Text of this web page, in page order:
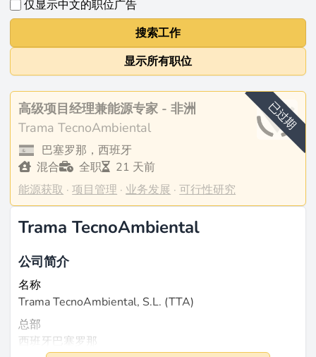
仅显示中文的职位广告
搜索工作
显示所有职位
已过期
高级项目经理兼能源专家 - 非洲
Trama TecnoAmbiental
巴塞罗那，西班牙
混合
全职
21 天前
能源获取 ·项目管理 ·业务发展 ·可行性研究
Trama TecnoAmbiental
公司简介
名称
Trama TecnoAmbiental, S.L. (TTA)
总部
西班牙巴塞罗那